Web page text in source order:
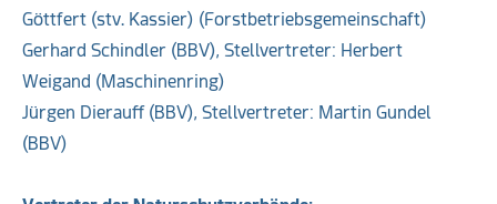
Göttfert (stv. Kassier) (Forstbetriebsgemeinschaft)
Gerhard Schindler (BBV), Stellvertreter: Herbert
Weigand (Maschinenring)
Jürgen Dierauff (BBV), Stellvertreter: Martin Gundel
(BBV)